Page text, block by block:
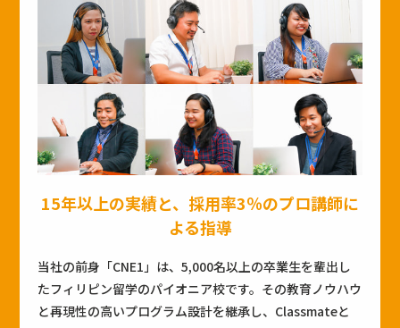
15年以上の実績と、採用率3％のプロ講師に
よる指導
当社の前身「CNE1」は、5,000名以上の卒業生を輩出し
たフィリピン留学のパイオニア校です。その教育ノウハウ
と再現性の高いプログラム設計を継承し、Classmateと